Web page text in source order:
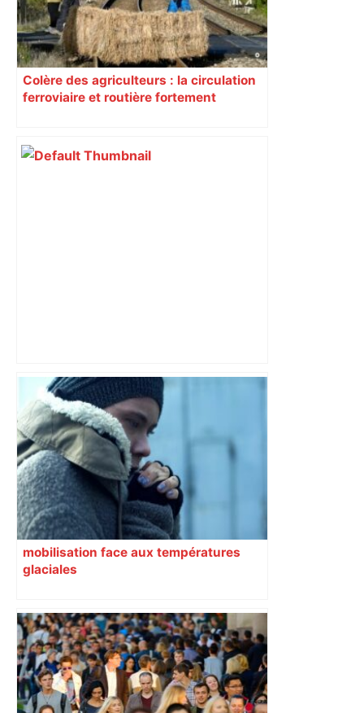
Colère des agriculteurs : la circulation
ferroviaire et routière fortement
Un homme allongé sur les rails : il
meurt percuté par un train, le trafic
ferroviaire à l’arrêt dans le Lauragais,
au sud de Toulouse – ladepeche.fr
mobilisation face aux températures
glaciales